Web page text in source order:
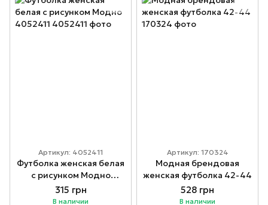
Артикул: 4052411
Футболка женская белая
с рисунком Модно
4052411
315 грн
В наличии
Артикул: 170324
Модная брендовая
женская футболка 42-44
528 грн
В наличии